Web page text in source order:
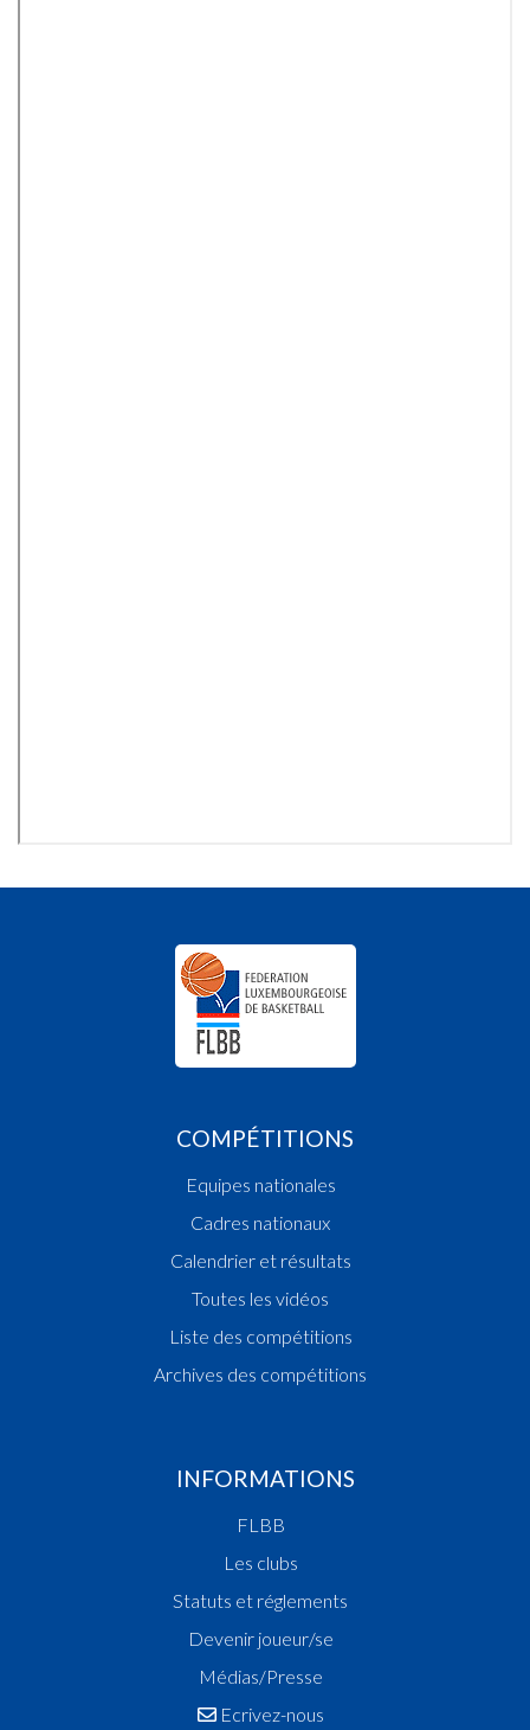
COMPÉTITIONS
Equipes nationales
Cadres nationaux
Calendrier et résultats
Toutes les vidéos
Liste des compétitions
Archives des compétitions
INFORMATIONS
FLBB
Les clubs
Statuts et réglements
Devenir joueur/se
Médias/Presse
Ecrivez-nous